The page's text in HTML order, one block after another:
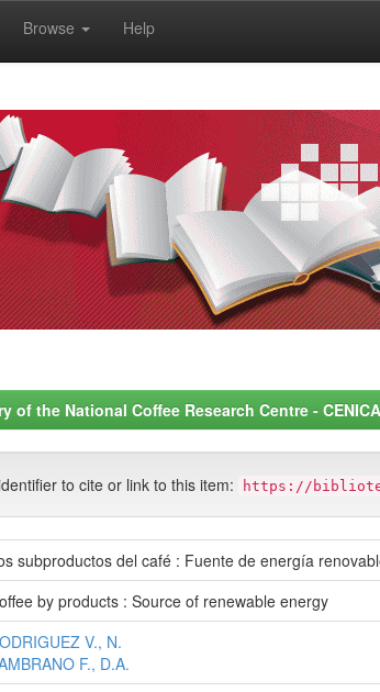
Browse Help
of the National Coffee Research Centre -
to cite or link to this item: https://
subproductos del café : Fuente de energía
by products : Source of renewable energy
V., N.
F., D.A.